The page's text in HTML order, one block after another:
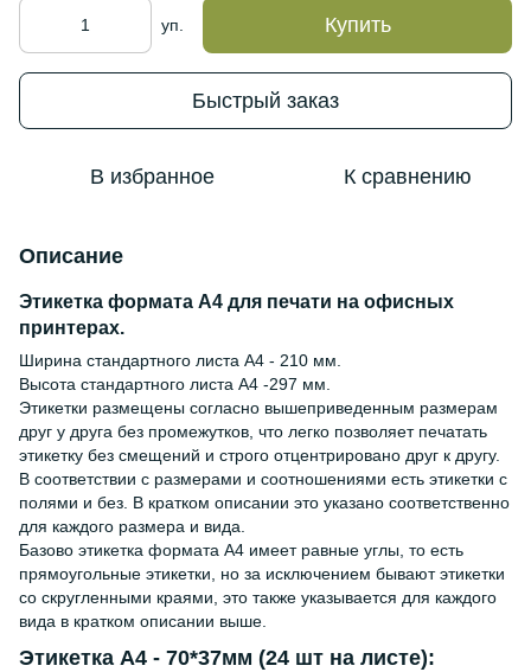
уп. Купить
Быстрый заказ
В избранное К сравнению
Описание
Этикетка формата А4 для печати на офисных
принтерах.
Ширина стандартного листа А4 - 210 мм.
Высота стандартного листа А4 -297 мм.
Этикетки размещены согласно вышеприведенным размерам
друг у друга без промежутков, что легко позволяет печатать
этикетку без смещений и строго отцентрировано друг к другу.
В соответствии с размерами и соотношениями есть этикетки с
полями и без. В кратком описании это указано соответственно
для каждого размера и вида.
Базово этикетка формата А4 имеет равные углы, то есть
прямоугольные этикетки, но за исключением бывают этикетки
со скругленными краями, это также указывается для каждого
вида в кратком описании выше.
Этикетка А4 - 70*37мм (24 шт на листе):